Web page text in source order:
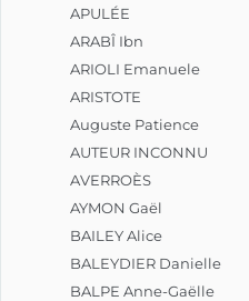
APULÉE
ARABÎ Ibn
ARIOLI Emanuele
ARISTOTE
Auguste Patience
AUTEUR INCONNU
AVERROÈS
AYMON Gaël
BAILEY Alice
BALEYDIER Danielle
BALPE Anne-Gaëlle